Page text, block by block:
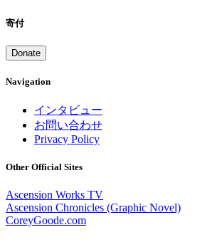
寄付
Donate
Navigation
インタビュー
お問い合わせ
Privacy Policy
Other Official Sites
Ascension Works TV
Ascension Chronicles (Graphic Novel)
CoreyGoode.com